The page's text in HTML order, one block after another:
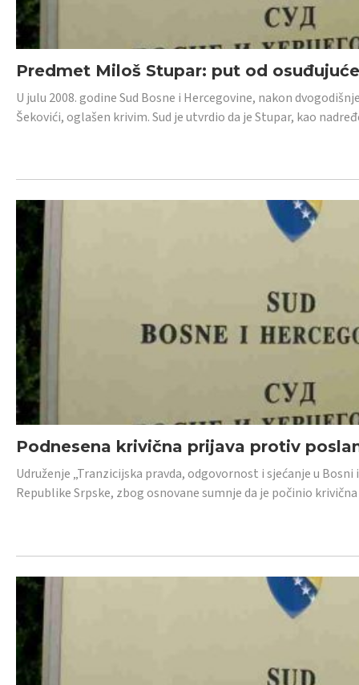
Predmet Miloš Stupar: put od
U julu 2008. godine Sud Bosne i Hercegovine, nakon
Šekovići, oglašen krivim. Sud je utvrdio da je Stupar, kao
Podnesena krivična prijava protiv
Udruženje „Tranzicijska pravda, odgovornost i sjećanje u
Republike Srpske, zbog osnovane sumnje da je počinio